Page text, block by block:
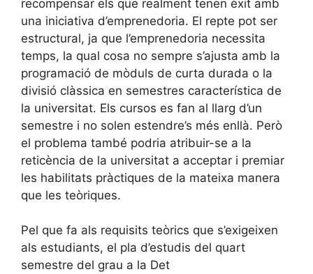
recompensar els que realment tenen èxit amb
una iniciativa d’emprenedoria. El repte pot ser
estructural, ja que l’emprenedoria necessita
temps, la qual cosa no sempre s’ajusta amb la
programació de mòduls de curta durada o la
divisió clàssica en semestres característica de
la universitat. Els cursos es fan al llarg d’un
semestre i no solen estendre’s més enllà. Però
el problema també podria atribuir-se a la
reticència de la universitat a acceptar i premiar
les habilitats pràctiques de la mateixa manera
que les teòriques.
Pel que fa als requisits teòrics que s’exigeixen
als estudiants, el pla d’estudis del quart
semestre del grau a la Det